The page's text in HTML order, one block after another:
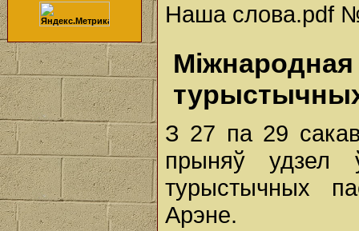
Наша слова.pdf №
З 27 па 29
прыняў удзел
турыстычных
Арэне.